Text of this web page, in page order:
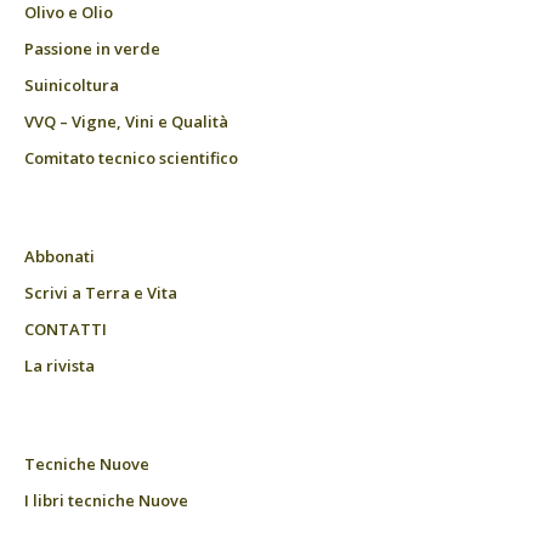
Olivo e Olio
Passione in verde
Suinicoltura
VVQ – Vigne, Vini e Qualità
Comitato tecnico scientifico
Abbonati
Scrivi a Terra e Vita
CONTATTI
La rivista
Tecniche Nuove
I libri tecniche Nuove